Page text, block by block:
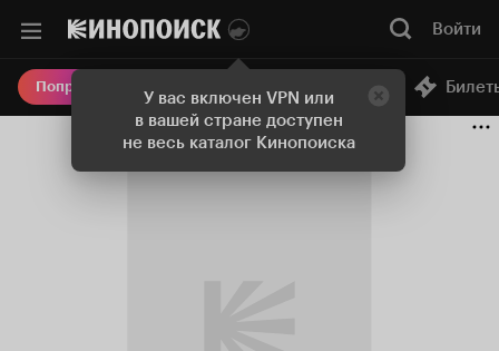
У вас включен VPN или
в вашей стране доступен
не весь каталог Кинопоиска
Войти
Попробовать Плюс Онлайн-кинотеатр